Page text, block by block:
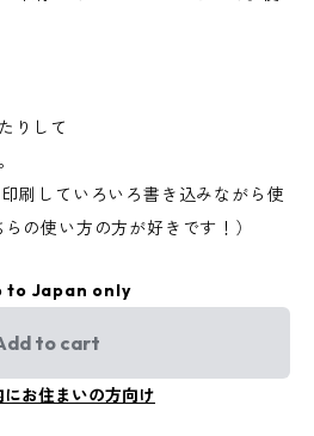
りして
刷していろいろ書き込みながら使
の使い方の方が好きです！）
to Japan only
to cart
にお住まいの方向け